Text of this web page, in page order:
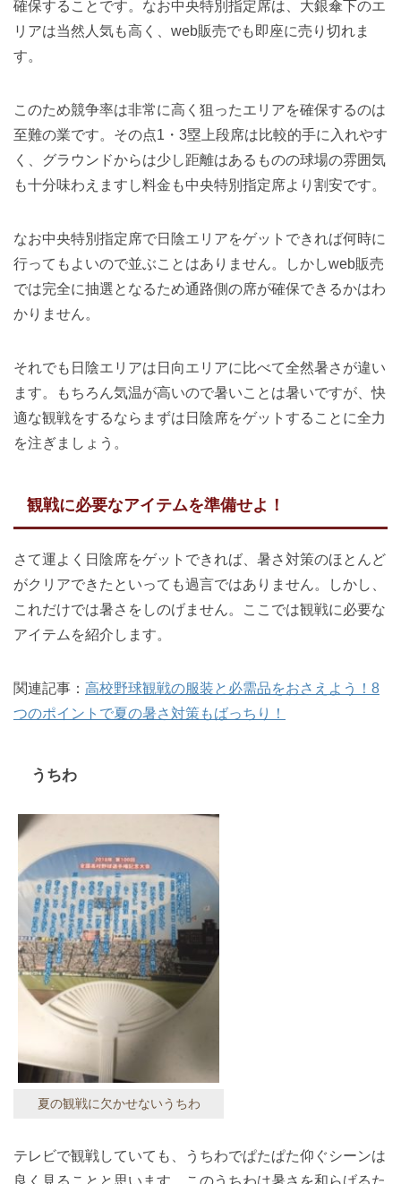
確保することです。なお中央特別指定席は、大銀傘下のエ
リアは当然人気も高く、web販売でも即座に売り切れま
す。
このため競争率は非常に高く狙ったエリアを確保するのは
至難の業です。その点1・3塁上段席は比較的手に入れやす
く、グラウンドからは少し距離はあるものの球場の雰囲気
も十分味わえますし料金も中央特別指定席より割安です。
なお中央特別指定席で日陰エリアをゲットできれば何時に
行ってもよいので並ぶことはありません。しかしweb販売
では完全に抽選となるため通路側の席が確保できるかはわ
かりません。
それでも日陰エリアは日向エリアに比べて全然暑さが違い
ます。もちろん気温が高いので暑いことは暑いですが、快
適な観戦をするならまずは日陰席をゲットすることに全力
を注ぎましょう。
観戦に必要なアイテムを準備せよ！
さて運よく日陰席をゲットできれば、暑さ対策のほとんど
がクリアできたといっても過言ではありません。しかし、
これだけでは暑さをしのげません。ここでは観戦に必要な
アイテムを紹介します。
関連記事： 高校野球観戦の服装と必需品をおさえよう！8
つのポイントで夏の暑さ対策もばっちり！
うちわ
夏の観戦に欠かせないうちわ
テレビで観戦していても、うちわでぱたぱた仰ぐシーンは